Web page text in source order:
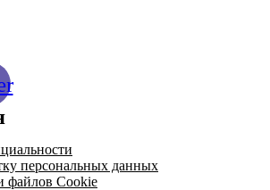
персональных данных
файлов Cookie